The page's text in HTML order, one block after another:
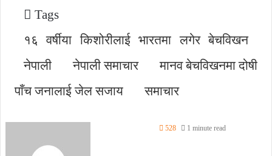
Tags
१६ वर्षीया किशोरीलाई भारतमा लगेर बेचविखन
नेपाली
नेपाली समाचार
मानव बेचविखनमा दोषी
पाँच जनालाई जेल सजाय
समाचार
528 1 minute read